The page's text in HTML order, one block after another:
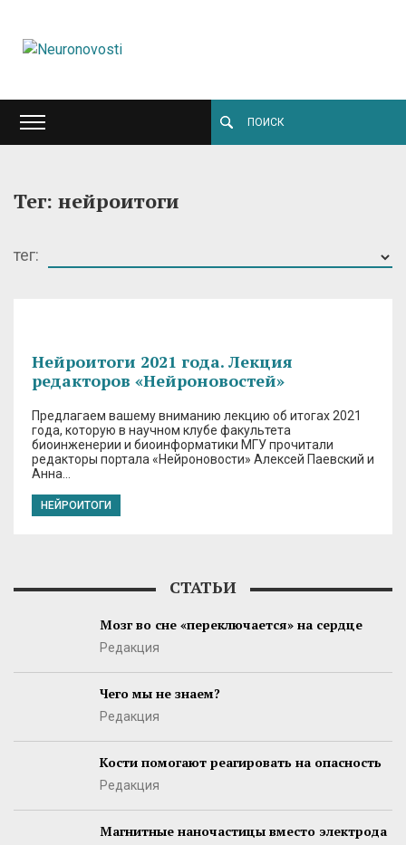
Тег: нейроитоги
тег:
Нейроитоги 2021 года. Лекция
редакторов «Нейроновостей»
Предлагаем вашему вниманию лекцию об итогах 2021
года, которую в научном клубе факультета
биоинженерии и биоинформатики МГУ прочитали
редакторы портала «Нейроновости» Алексей Паевский и
Анна…
НЕЙРОИТОГИ
СТАТЬИ
Мозг во сне «переключается» на сердце
Редакция
Чего мы не знаем?
Редакция
Кости помогают реагировать на опасность
Редакция
Магнитные наночастицы вместо электрода